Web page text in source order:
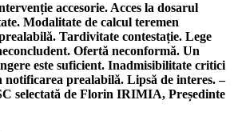
accesorie. Acces la dosarul
Modalitate de calcul teremen
Tardivitate contestație. Lege
Ofertă neconformă. Un
este suficient. Inadmisibilitate critici
notificarea prealabilă. Lipsă de interes. –
selectată de Florin IRIMIA, Președinte